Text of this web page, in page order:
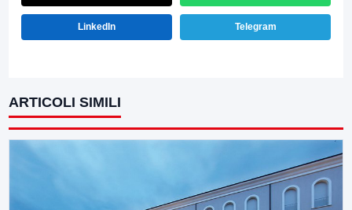
LinkedIn Telegram
ARTICOLI SIMILI